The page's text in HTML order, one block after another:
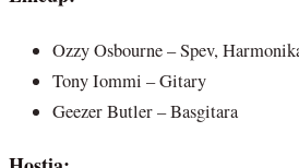
Ozzy Osbourne – Spev,
Tony Iommi – Gitary
Geezer Butler – Basgitara